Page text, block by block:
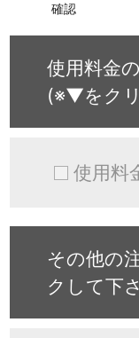
確認
使用料金
(※▼をク
使用料
その他の
クして下